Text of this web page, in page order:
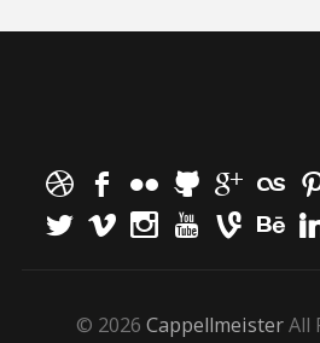
© 2026 CappellmeisterAll